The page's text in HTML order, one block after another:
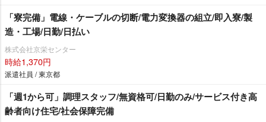
「寮完備」電線・ケーブルの切断/電力変換器の組立/即入寮/製
造・工場/日勤/日払い
株式会社京栄センター
時給1,370円
派遣社員 / 東京都
「週1から可」調理スタッフ/無資格可/日勤のみ/サービス付き高
齢者向け住宅/社会保障完備